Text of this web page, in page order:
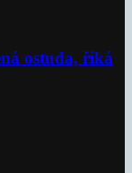
ostuda, říká